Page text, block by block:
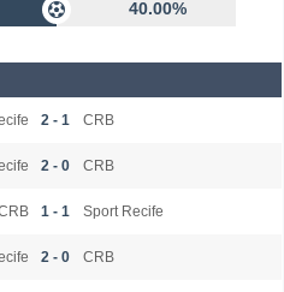
40.00%
2 - 1 CRB
2 - 0 CRB
1 - 1 Sport Recife
2 - 0 CRB